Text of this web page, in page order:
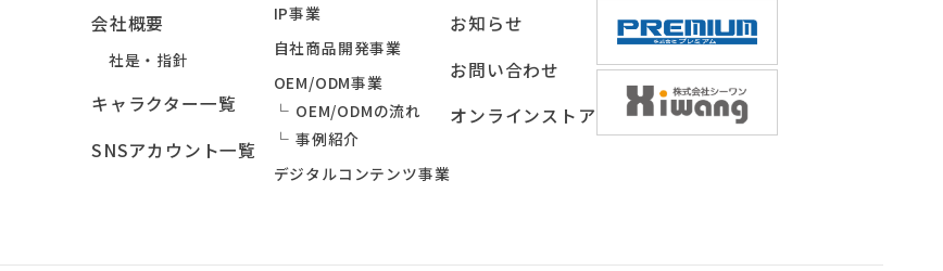
会社概要
社是・指針
キャラクター一覧
SNSアカウント一覧
IP事業
自社商品開発事業
OEM/ODM事業
OEM/ODMの流れ
事例紹介
デジタルコンテンツ事業
お知らせ
お問い合わせ
オンラインストア